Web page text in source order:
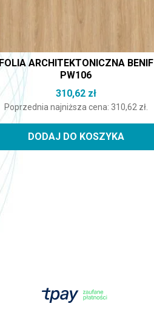
FOLIA ARCHITEKTONICZNA BENIF
PW106
310,62 zł
Poprzednia najniższa cena: 310,62 zł.
DODAJ DO KOSZYKA